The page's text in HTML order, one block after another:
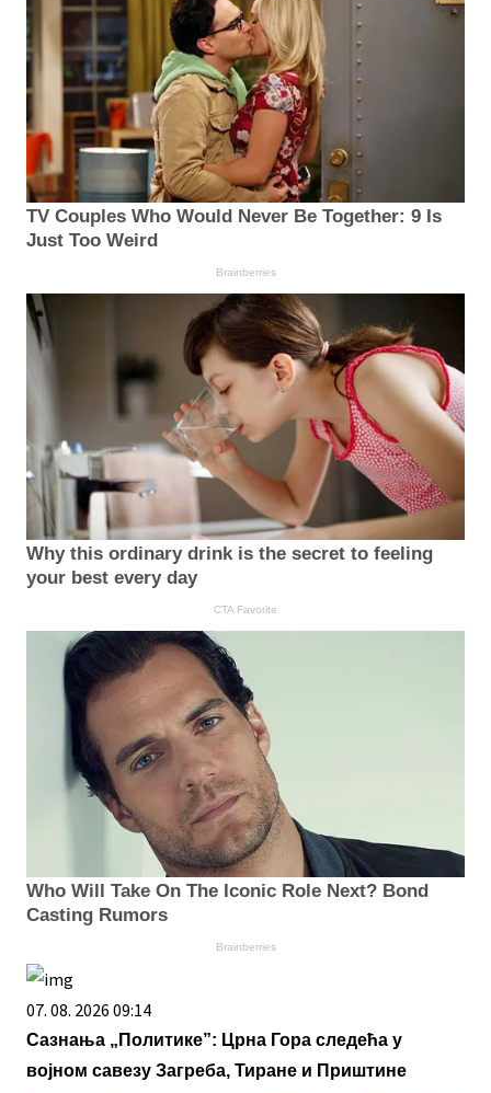
TV Couples Who Would Never Be Together: 9 Is
Just Too Weird
Brainberries
Why this ordinary drink is the secret to feeling
your best every day
CTA Favorite
Who Will Take On The Iconic Role Next? Bond
Casting Rumors
Brainberries
07. 08. 2026 09:14
Сазнања „Политике”: Црна Гора следећа у
војном савезу Загреба, Тиране и Приштине